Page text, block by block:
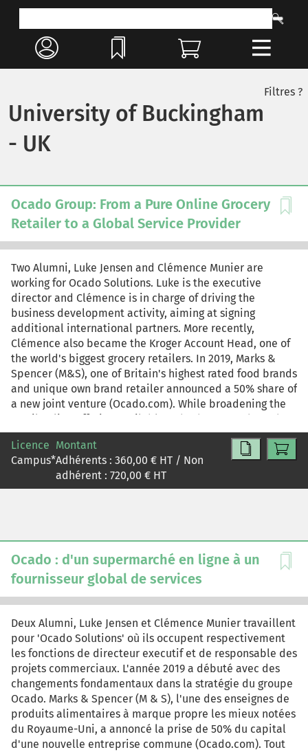
University of Buckingham
- UK
Filtres ?
Ocado Group: From a Pure Online Grocery
Retailer to a Global Service Provider
Two Alumni, Luke Jensen and Clémence Munier are
working for Ocado Solutions. Luke is the executive
director and Clémence is in charge of driving the
business development activity, aiming at signing
additional international partners. More recently,
Clémence also became the Kroger Account Head, one of
the world's biggest grocery retailers. In 2019, Marks &
Spencer (M&S), one of Britain's highest rated food brands
and unique own brand retailer announced a 50% share of
a new joint venture (Ocado.com). While broadening the
retail online offering available to both M&S and Ocado
customers in the UK, this deal also allows Ocado Group
to further increase its focus on technology innovation
and international partnership expansion.
Licence
Campus*
Montant
Adhérents : 360,00 € HT / Non
adhérent : 720,00 € HT
Ocado : d'un supermarché en ligne à un
fournisseur global de services
Deux Alumni, Luke Jensen et Clémence Munier travaillent
pour 'Ocado Solutions' où ils occupent respectivement
les fonctions de directeur executif et de responsable des
projets commerciaux. L'année 2019 a débuté avec des
changements fondamentaux dans la stratégie du groupe
Ocado. Marks & Spencer (M & S), l'une des enseignes de
produits alimentaires à marque propre les mieux notées
du Royaume-Uni, a annoncé la prise de 50% du capital
d'une nouvelle entreprise commune (Ocado.com). Tout